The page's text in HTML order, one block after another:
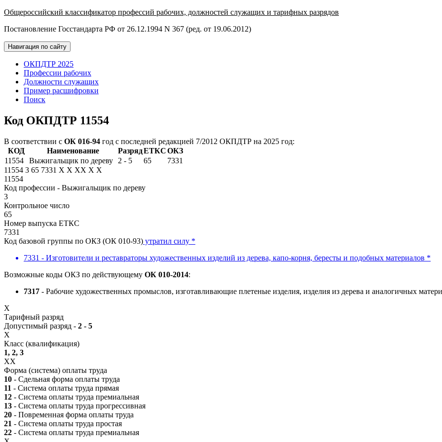
Общероссийский классификатор профессий рабочих, должностей служащих и тарифных разрядов
Постановление Госстандарта РФ от 26.12.1994 N 367 (ред. от 19.06.2012)
Навигация по сайту
ОКПДТР 2025
Профессии рабочих
Должности служащих
Пример расшифровки
Поиск
Код ОКПДТР 11554
В соответствии с ОК 016-94 год с последней редакцией 7/2012 ОКПДТР на 2025 год:
КОД
Наименование РазрядЕТКСОКЗ
11554
Выжигальщик по дереву 2 - 5 65
7331
11554 3 65 7331 X X XX X X
11554
Код профессии - Выжигальщик по дереву
3
Контрольное число
65
Номер выпуска ЕТКС
7331
Код базовой группы по ОКЗ (ОК 010-93) утратил силу *
7331 - Изготовители и реставраторы художественных изделий из дерева, капо-корня, бересты и подобных материалов *
Возможные коды ОКЗ по действующему ОК 010-2014:
7317 - Рабочие художественных промыслов, изготавливающие плетеные изделия, изделия из дерева и аналогичных
X
Тарифный разряд
Допустимый разряд - 2 - 5
X
Класс (квалификация)
1, 2, 3
XX
Форма (система) оплаты труда
10 - Сдельная форма оплаты труда
11 - Система оплаты труда прямая
12 - Система оплаты труда премиальная
13 - Система оплаты труда прогрессивная
20 - Повременная форма оплаты труда
21 - Система оплаты труда простая
22 - Система оплаты труда премиальная